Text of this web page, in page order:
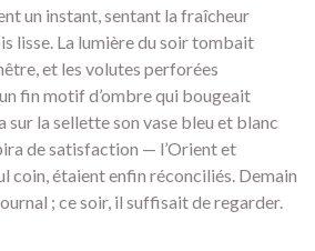
un instant, sentant la fraîcheur
lisse. La lumière du soir tombait
et les volutes perforées
fin motif d’ombre qui bougeait
sur la sellette son vase bleu et blanc
de satisfaction — l’Orient et
coin, étaient enfin réconciliés. Demain
; ce soir, il suffisait de regarder.